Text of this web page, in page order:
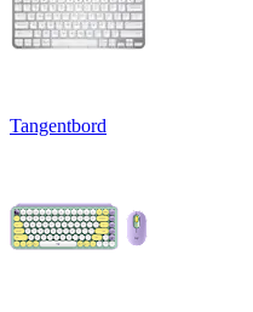
Tangentbord